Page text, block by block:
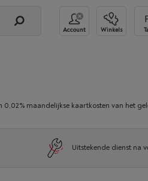
Account Winkels
0,02% maandelijkse kaartkosten van het
Uitstekende dienst na